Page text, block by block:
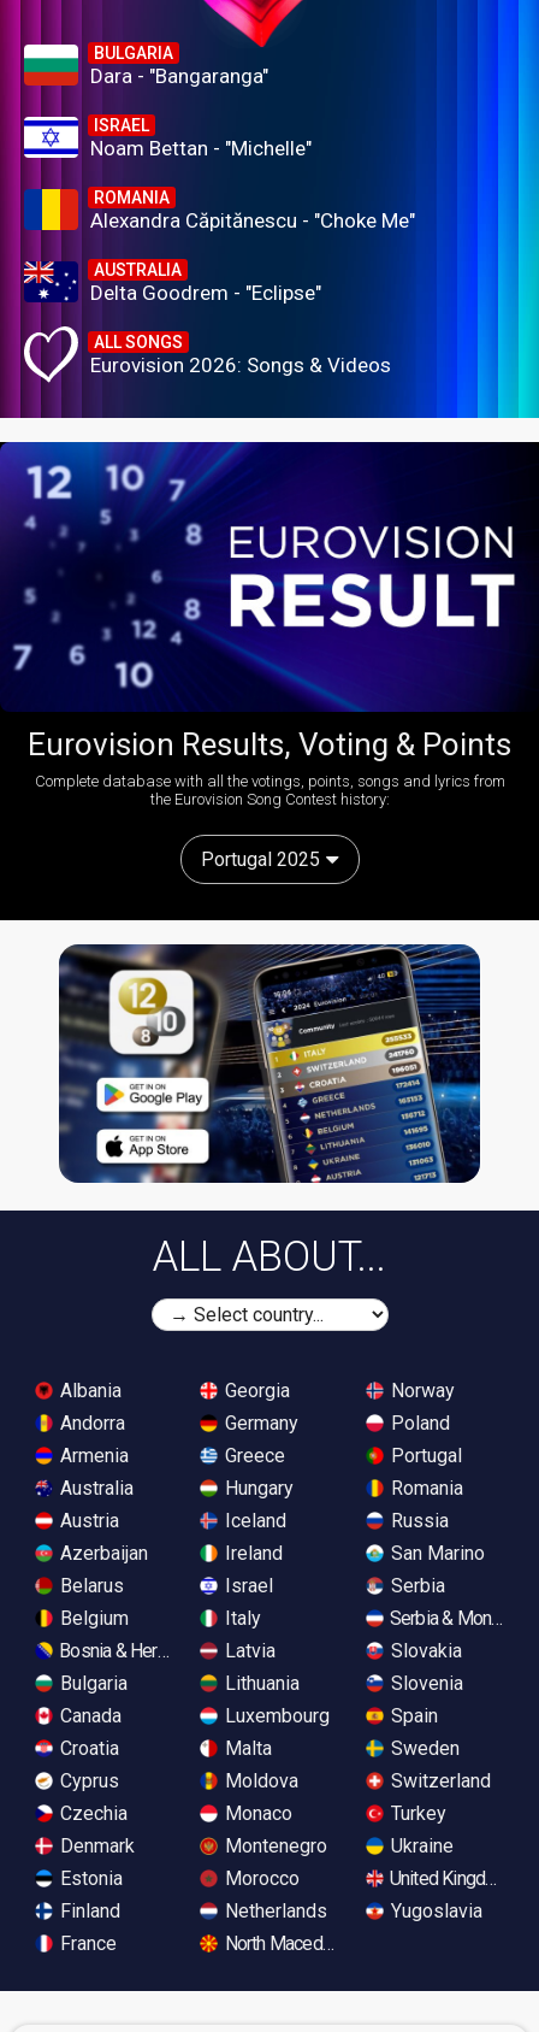
BULGARIA
Dara - "Bangaranga"
ISRAEL
Noam Bettan - "Michelle"
ROMANIA
Alexandra Căpitănescu - "Choke Me"
AUSTRALIA
Delta Goodrem - "Eclipse"
ALL SONGS
Eurovision 2026: Songs & Videos
Eurovision Results, Voting & Points
Complete database with all the votings, points, songs and lyrics from
the Eurovision Song Contest history:
Portugal 2025
ALL ABOUT...
Albania
Andorra
Armenia
Australia
Austria
Azerbaijan
Belarus
Belgium
Bosnia & Herzegovina
Bulgaria
Canada
Croatia
Cyprus
Czechia
Denmark
Estonia
Finland
France
Georgia
Germany
Greece
Hungary
Iceland
Ireland
Israel
Italy
Latvia
Lithuania
Luxembourg
Malta
Moldova
Monaco
Montenegro
Morocco
Netherlands
North Macedonia
Norway
Poland
Portugal
Romania
Russia
San Marino
Serbia
Serbia &
Slovakia
Slovenia
Spain
Sweden
Switzerland
Turkey
Ukraine
United Kingdom
Yugoslavia